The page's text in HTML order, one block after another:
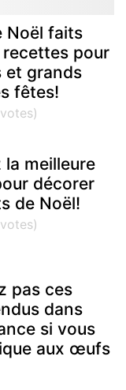
Noël faits
pour
et grands
fêtes!
la meilleure
décorer
de Noël!
pas ces
dans
si vous
aux œufs